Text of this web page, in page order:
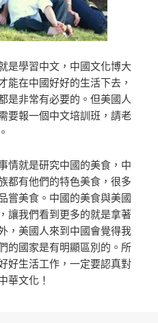
是學習中文，中國文化博大
能在中國好好的生活下去，
是非常有必要的。但美國人
要報一個中文培訓班，請老
情就是研究中國的美食，中
都有他們的特色美食，很多
嘗美食。中國的美食與美國
讓我們看到更多的就是拿著
，美國人來到中國會覺得我
的國家是有明顯區別的。所
好生活工作，一定要認真對
華文化！